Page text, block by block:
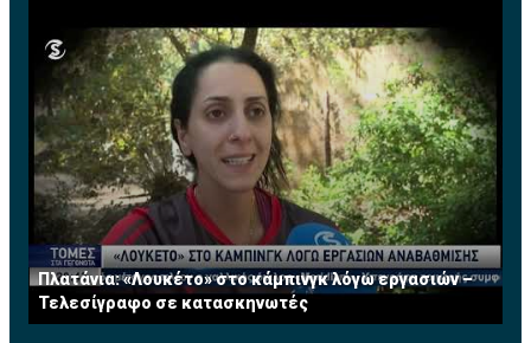
Πλατάνια: «Λουκέτο» στο κάμπινγκ λόγω εργασιών –
Τελεσίγραφο σε κατασκηνωτές